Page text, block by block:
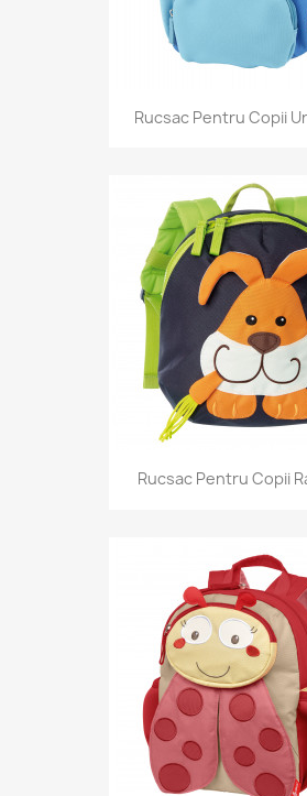
Rucsac Pentru Copii
Rucsac Pentru Copii